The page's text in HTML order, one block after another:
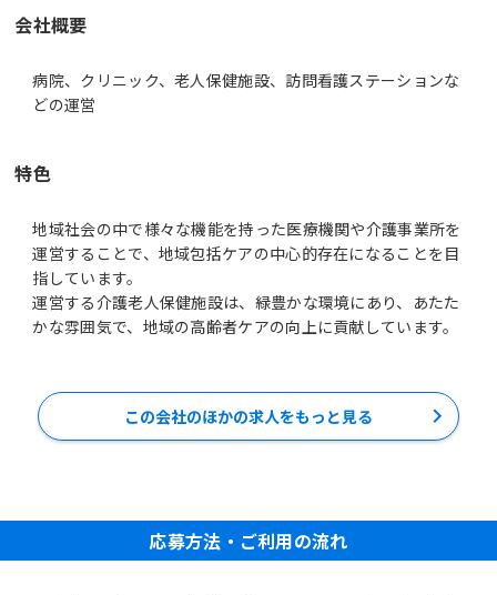
会社概要
病院、クリニック、老人保健施設、訪問看護ステーションな
どの運営
特色
地域社会の中で様々な機能を持った医療機関や介護事業所を
運営することで、地域包括ケアの中心的存在になることを目
指しています。
運営する介護老人保健施設は、緑豊かな環境にあり、あたた
かな雰囲気で、地域の高齢者ケアの向上に貢献しています。
この会社のほかの求人をもっと見る
応募方法・ご利用の流れ